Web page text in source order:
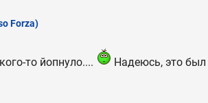
Forza)
то йопнуло....
Надеюсь, это был